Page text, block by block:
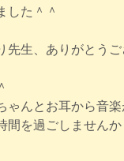
した＾＾
生、ありがとうご
んとお耳から音
間を過ごしませんか